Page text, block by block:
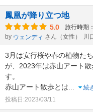
鳳凰が降り立つ地
5.0 旅行時期
by ウェンディ さん（女性） 川
3月は安行桜や春の植物た
が、2023年は赤山アート
す。
赤山アート散歩とは
続
投稿日:2023/03/11